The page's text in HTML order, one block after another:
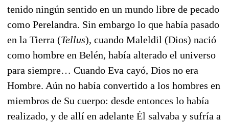
tenido ningún sentido en un mundo libre de pecado
como Perelandra. Sin embargo lo que había pasado
en la Tierra (Tellus), cuando Maleldil (Dios) nació
como hombre en Belén, había alterado el universo
para siempre… Cuando Eva cayó, Dios no era
Hombre. Aún no había convertido a los hombres en
miembros de Su cuerpo: desde entonces lo había
realizado, y de allí en adelante Él salvaba y sufría a